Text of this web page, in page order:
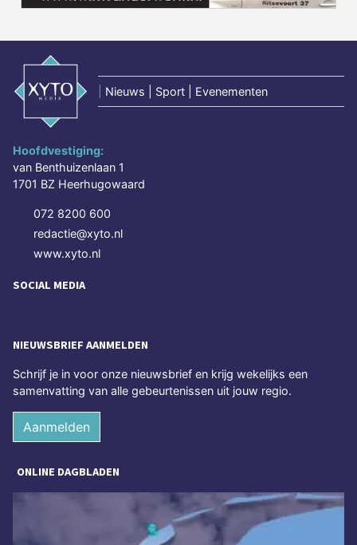
Nieuws | Sport | Evenementen
Hoofdvestiging:
van Benthuizenlaan 1
1701 BZ Heerhugowaard
072 8200 600
redactie@xyto.nl
www.xyto.nl
SOCIAL MEDIA
NIEUWSBRIEF AANMELDEN
Schrijf je in voor onze nieuwsbrief en krijg wekelijks een
samenvatting van alle gebeurtenissen uit jouw regio.
Aanmelden
ONLINE DAGBLADEN